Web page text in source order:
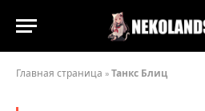
Главная страница »Танкс Блиц